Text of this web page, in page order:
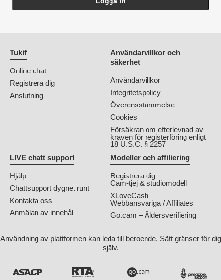
Tukif
Online chat
Registrera dig
Anslutning
Användarvillkor och
säkerhet
Användarvillkor
Integritetspolicy
Överensstämmelse
Cookies
Försäkran om efterlevnad av
kraven för registerföring enligt
18 U.S.C. § 2257
LIVE chatt support
Hjälp
Chattsupport dygnet runt
Kontakta oss
Anmälan av innehåll
Modeller och affiliering
Registrera dig
Cam-tjej & studiomodell
XLoveCash
Webbansvariga / Affiliates
Go.cam – Åldersverifiering
Användning av plattformen kan leda till beroende. Sätt gränser för dig
själv.